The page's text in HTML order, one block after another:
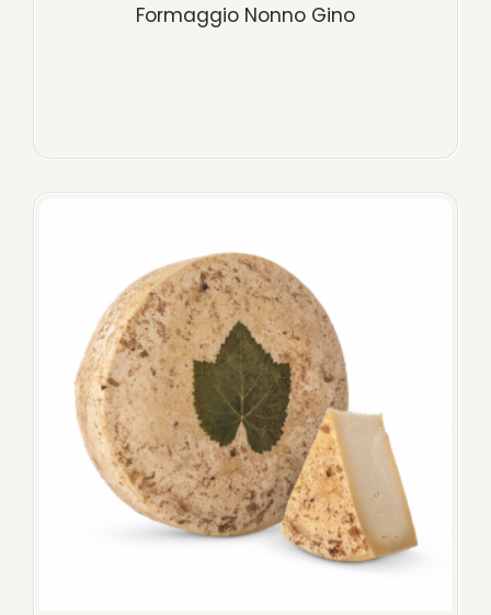
Formaggio Nonno Gino